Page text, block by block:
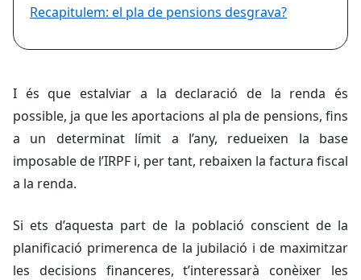
Recapitulem: el pla de pensions desgrava?
I és que estalviar a la declaració de la renda és
possible, ja que les aportacions al pla de pensions, fins
a un determinat límit a l’any, redueixen la base
imposable de l’IRPF i, per tant, rebaixen la factura fiscal
a la renda.
Si ets d’aquesta part de la població conscient de la
planificació primerenca de la jubilació i de maximitzar
les decisions financeres, t’interessarà conèixer les